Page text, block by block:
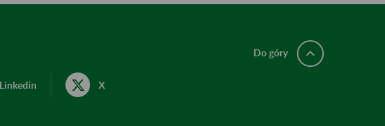
Linkedin X
Do góry